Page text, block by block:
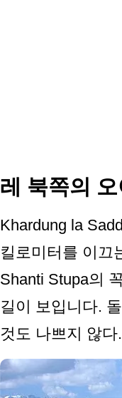
레 북쪽의
Khardung la
킬로미터를 이끄
Shanti Stupa의
길이 보입니다.
것도 나쁘지 않다.